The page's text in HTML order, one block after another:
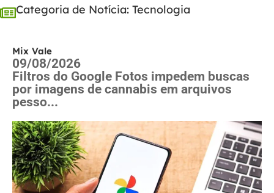
Categoria de Notícia: Tecnologia
Mix Vale
09/08/2026
Filtros do Google Fotos impedem buscas
por imagens de cannabis em arquivos
pesso...